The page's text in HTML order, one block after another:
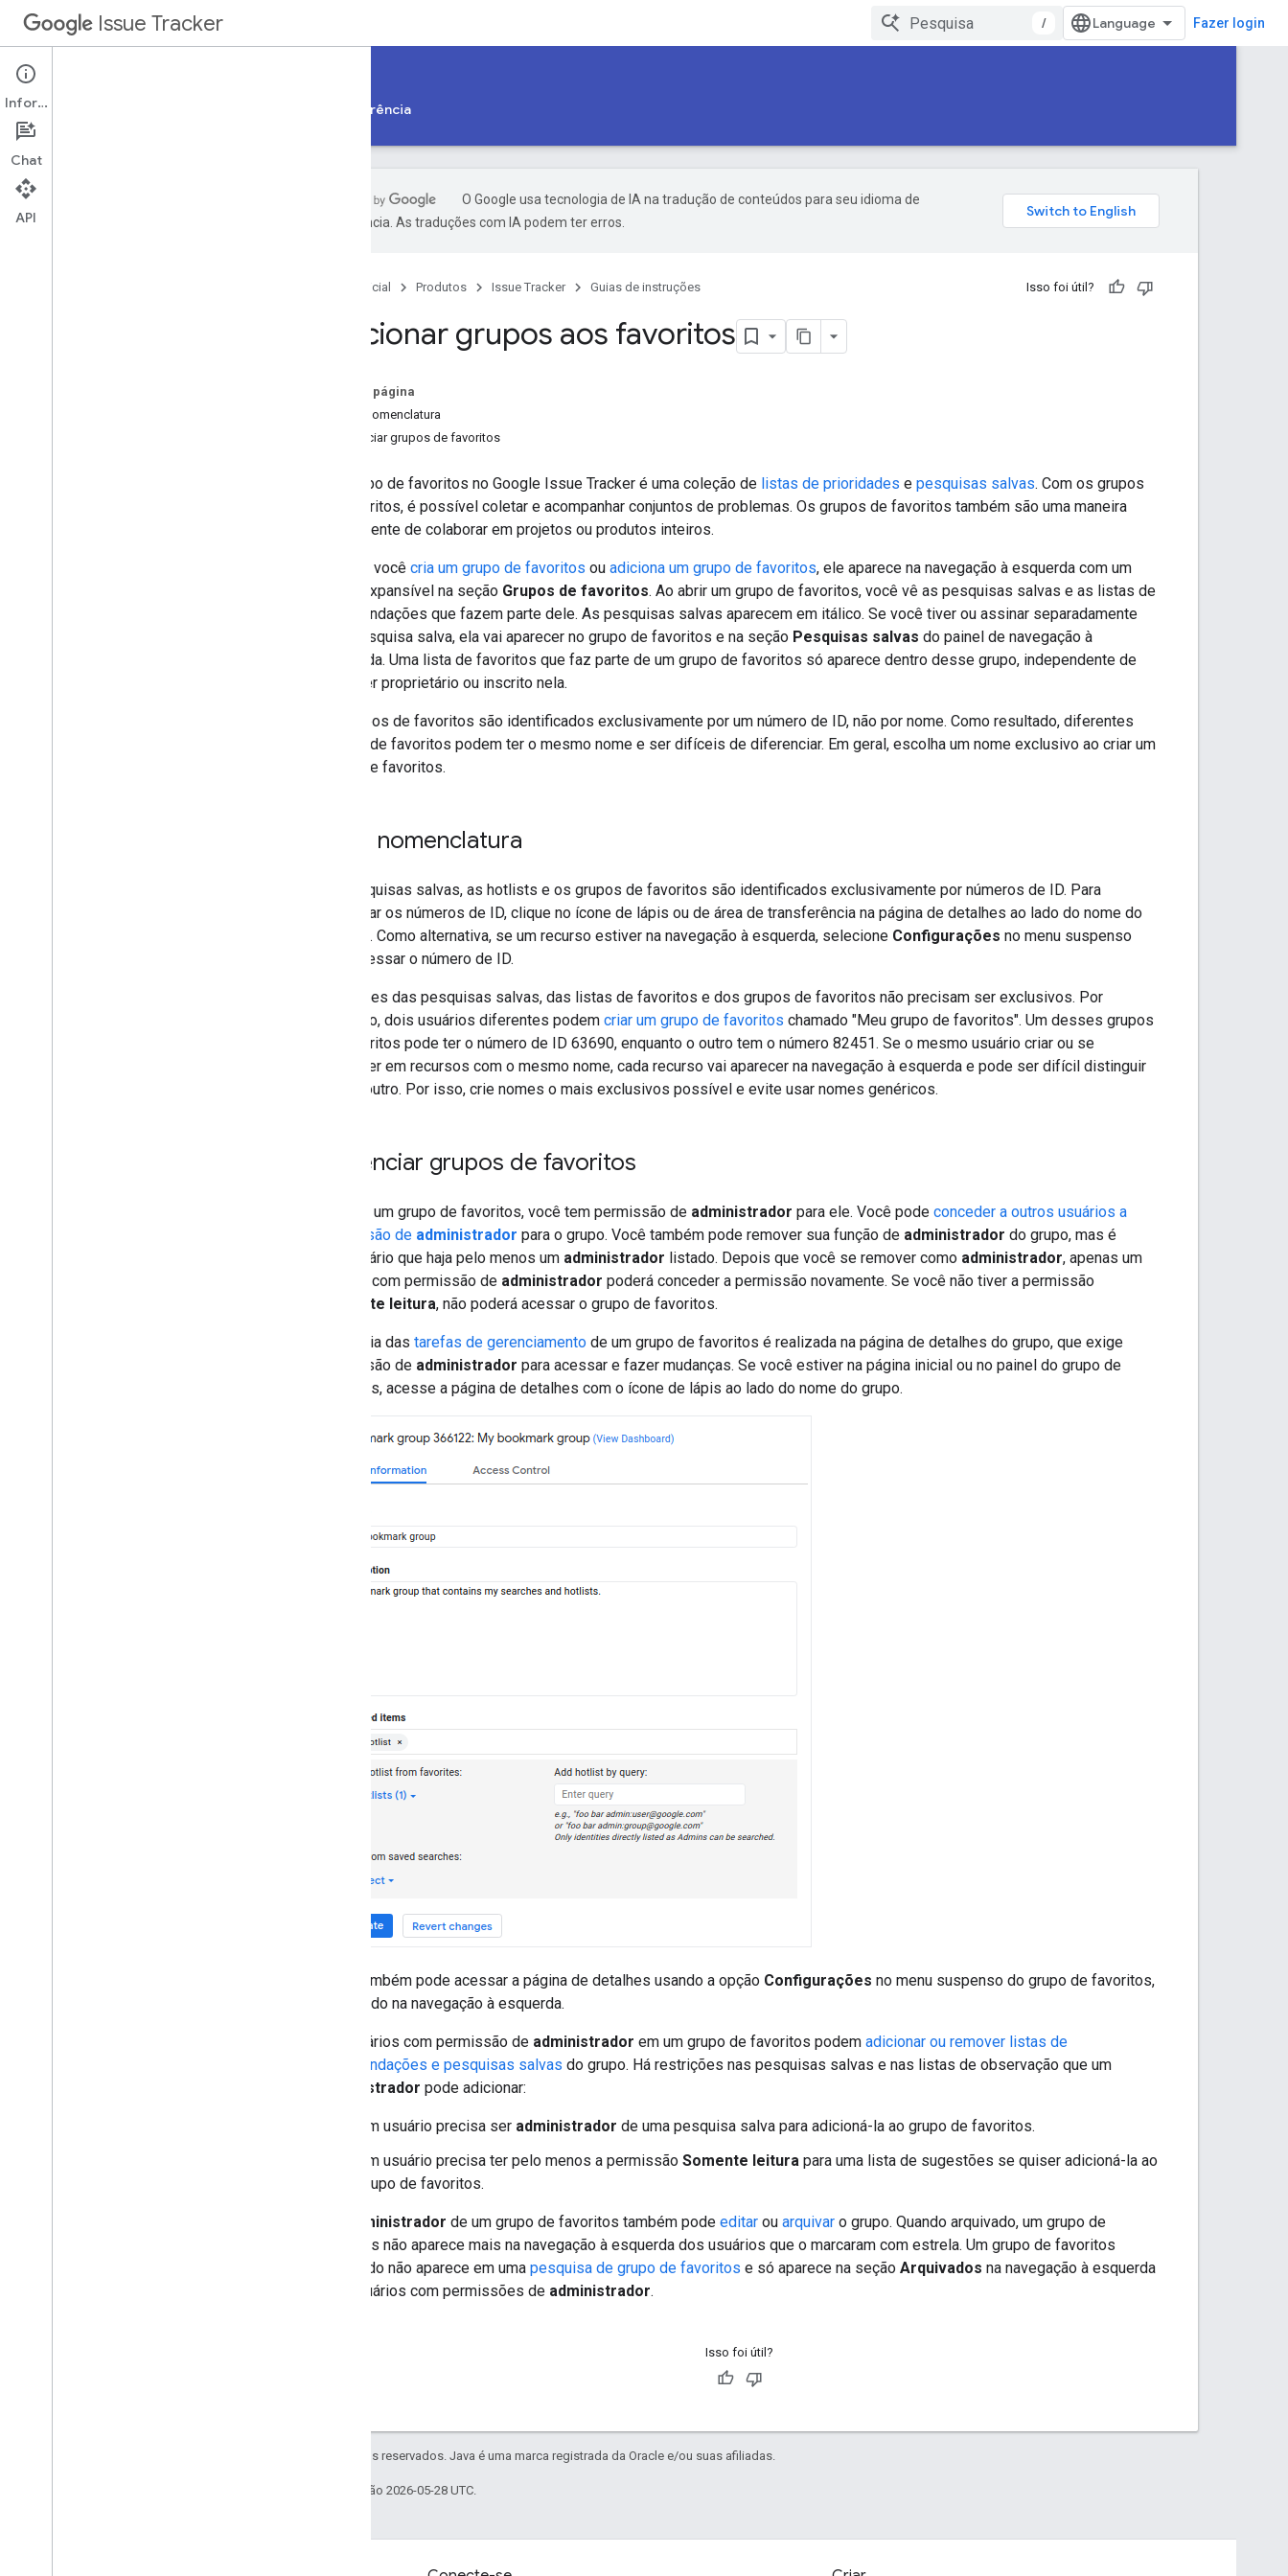
Issue Tracker / Fazer login
Documentação
Primeiros passos Referência
O Google usa tecnologia de IA na tradução de conteúdos para seu idioma de
preferência. As traduções com IA podem ter erros.
Página inicial Produtos Issue Tracker Guias de instruções Isso foi útil?
Adicionar grupos aos favoritos
Nesta página
IDs e nomenclatura
Gerenciar grupos de favoritos
Um grupo de favoritos no Google Issue Tracker é uma coleção de listas de prioridades e pesquisas salvas. Com os grupos
de favoritos, é possível coletar e acompanhar conjuntos de problemas. Os grupos de favoritos também são uma maneira
conveniente de colaborar em projetos ou produtos inteiros.
Quando você cria um grupo de favoritos ou adiciona um grupo de favoritos, ele aparece na navegação à esquerda com um
botão expansível na seção Grupos de favoritos. Ao abrir um grupo de favoritos, você vê as pesquisas salvas e as listas de
recomendações que fazem parte dele. As pesquisas salvas aparecem em itálico. Se você tiver ou assinar separadamente
uma pesquisa salva, ela vai aparecer no grupo de favoritos e na seção Pesquisas salvas do painel de navegação à
esquerda. Uma lista de favoritos que faz parte de um grupo de favoritos só aparece dentro desse grupo, independente de
você ser proprietário ou inscrito nela.
Os grupos de favoritos são identificados exclusivamente por um número de ID, não por nome. Como resultado, diferentes
grupos de favoritos podem ter o mesmo nome e ser difíceis de diferenciar. Em geral, escolha um nome exclusivo ao criar um
grupo de favoritos.
IDs e nomenclatura
As pesquisas salvas, as hotlists e os grupos de favoritos são identificados exclusivamente por números de ID. Para
encontrar os números de ID, clique no ícone de lápis ou de área de transferência na página de detalhes ao lado do nome do
recurso. Como alternativa, se um recurso estiver na navegação à esquerda, selecione Configurações no menu suspenso
para acessar o número de ID.
Os nomes das pesquisas salvas, das listas de favoritos e dos grupos de favoritos não precisam ser exclusivos. Por
exemplo, dois usuários diferentes podem criar um grupo de favoritos chamado "Meu grupo de favoritos". Um desses grupos
de favoritos pode ter o número de ID 63690, enquanto o outro tem o número 82451. Se o mesmo usuário criar ou se
inscrever em recursos com o mesmo nome, cada recurso vai aparecer na navegação à esquerda e pode ser difícil distinguir
um do outro. Por isso, crie nomes o mais exclusivos possível e evite usar nomes genéricos.
Gerenciar grupos de favoritos
Ao criar um grupo de favoritos, você tem permissão de administrador para ele. Você pode conceder a outros usuários a
permissão de administrador para o grupo. Você também pode remover sua função de administrador do grupo, mas é
necessário que haja pelo menos um administrador listado. Depois que você se remover como administrador, apenas um
usuário com permissão de administrador poderá conceder a permissão novamente. Se você não tiver a permissão
Somente leitura, não poderá acessar o grupo de favoritos.
A maioria das tarefas de gerenciamento de um grupo de favoritos é realizada na página de detalhes do grupo, que exige
permissão de administrador para acessar e fazer mudanças. Se você estiver na página inicial ou no painel do grupo de
favoritos, acesse a página de detalhes com o ícone de lápis ao lado do nome do grupo.
Você também pode acessar a página de detalhes usando a opção Configurações no menu suspenso do grupo de favoritos,
localizado na navegação à esquerda.
Os usuários com permissão de administrador em um grupo de favoritos podem adicionar ou remover listas de
recomendações e pesquisas salvas do grupo. Há restrições nas pesquisas salvas e nas listas de observação que um
administrador pode adicionar:
Um usuário precisa ser administrador de uma pesquisa salva para adicioná-la ao grupo de favoritos.
Um usuário precisa ter pelo menos a permissão Somente leitura para uma lista de sugestões se quiser adicioná-la ao
grupo de favoritos.
administrador de um grupo de favoritos também pode editar ou arquivar o grupo. Quando arquivado, um grupo de
favoritos não aparece mais na navegação à esquerda dos usuários que o marcaram com estrela. Um grupo de favoritos
arquivado não aparece em uma pesquisa de grupo de favoritos e só aparece na seção Arquivados na navegação à esquerda
dos usuários com permissões de administrador.
Isso foi útil?
Todos os direitos reservados. Java é uma marca registrada da Oracle e/ou suas afiliadas.
Última atualização 2026-05-28 UTC.
Informações
Chat
API